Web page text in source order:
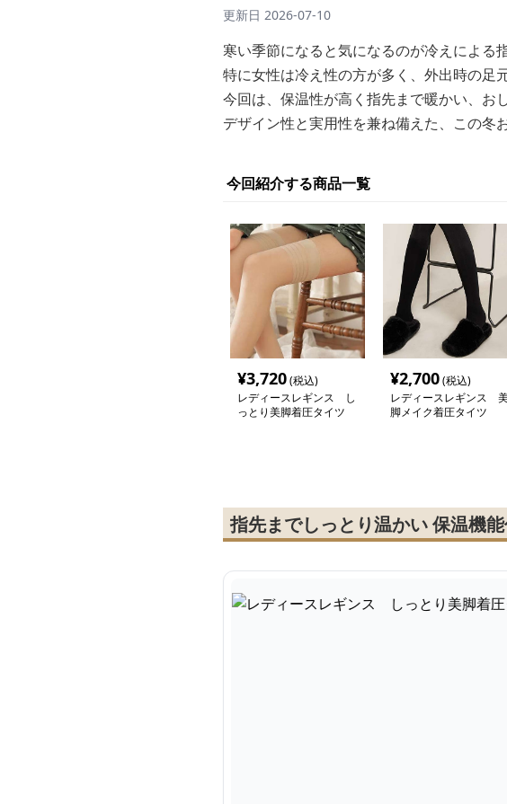
更新日 2026-07-10
寒い季節になると気になるのが冷えによる
特に女性は冷え性の方が多く、外出時の足
今回は、保温性が高く指先まで暖かい、お
デザイン性と実用性を兼ね備えた、この冬
今回紹介する商品一覧
¥3,720(税込)
レディースレギンス し
っとり美脚着圧タイツ
¥2,700(税込)
レディースレギンス
脚メイク着圧タイツ
指先までしっとり温かい 保温機